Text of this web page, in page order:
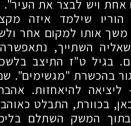
ויש לבצר את העיר".
הוריו שילמד איזה
משך אותו למקום אחר
השתייך,
בגיל ט"ז התיצב
בהכשרת "מגשימים".
ליציאה להיאחזות.
בכוורת, התבלט
המשק השתלם